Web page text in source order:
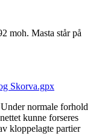
moh. Masta står på
Skorva.gpx
normale forhold
kunne forseres
kloppelagte partier